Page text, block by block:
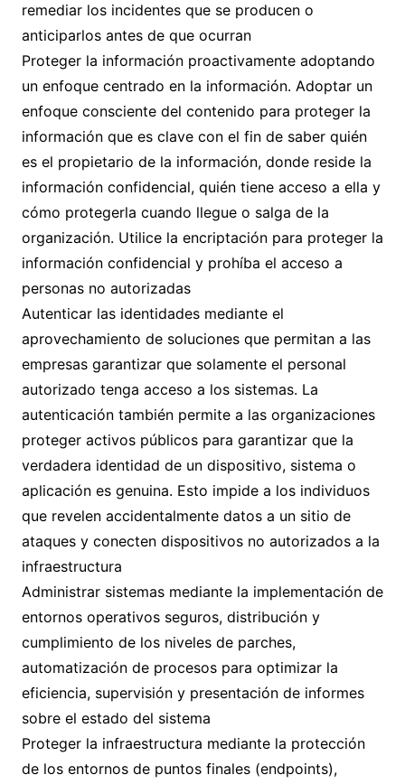
remediar los incidentes que se producen o
anticiparlos antes de que ocurran
Proteger la información proactivamente adoptando
un enfoque centrado en la información. Adoptar un
enfoque consciente del contenido para proteger la
información que es clave con el fin de saber quién
es el propietario de la información, donde reside la
información confidencial, quién tiene acceso a ella y
cómo protegerla cuando llegue o salga de la
organización. Utilice la encriptación para proteger la
información confidencial y prohíba el acceso a
personas no autorizadas
Autenticar las identidades mediante el
aprovechamiento de soluciones que permitan a las
empresas garantizar que solamente el personal
autorizado tenga acceso a los sistemas. La
autenticación también permite a las organizaciones
proteger activos públicos para garantizar que la
verdadera identidad de un dispositivo, sistema o
aplicación es genuina. Esto impide a los individuos
que revelen accidentalmente datos a un sitio de
ataques y conecten dispositivos no autorizados a la
infraestructura
Administrar sistemas mediante la implementación de
entornos operativos seguros, distribución y
cumplimiento de los niveles de parches,
automatización de procesos para optimizar la
eficiencia, supervisión y presentación de informes
sobre el estado del sistema
Proteger la infraestructura mediante la protección
de los entornos de puntos finales (endpoints),